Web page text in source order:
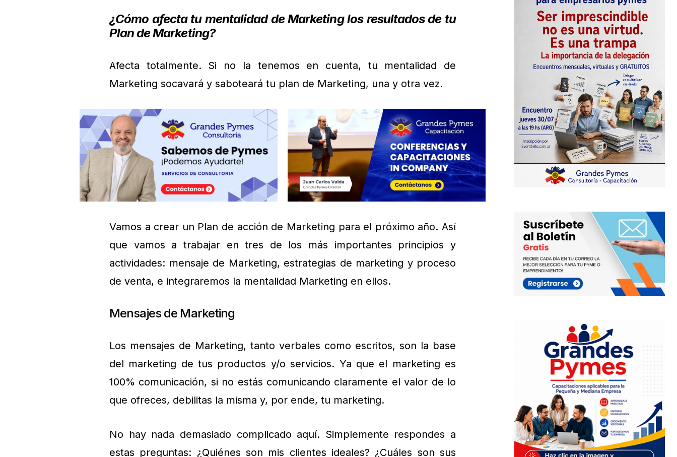
¿Cómo afecta tu mentalidad de Marketing los resultados de tu
Plan de Marketing?
Afecta totalmente. Si no la tenemos en cuenta, tu mentalidad de
Marketing socavará y saboteará tu plan de Marketing, una y otra vez.
Vamos a crear un Plan de acción de Marketing para el próximo año. Así
que vamos a trabajar en tres de los más importantes principios y
actividades: mensaje de Marketing, estrategias de marketing y proceso
de venta, e integraremos la mentalidad Marketing en ellos.
Mensajes de Marketing
Los mensajes de Marketing, tanto verbales como escritos, son la base
del marketing de tus productos y/o servicios. Ya que el marketing es
100% comunicación, si no estás comunicando claramente el valor de lo
que ofreces, debilitas la misma y, por ende, tu marketing.
No hay nada demasiado complicado aquí. Simplemente respondes a
estas preguntas: ¿Quiénes son mis clientes ideales? ¿Cuáles son sus